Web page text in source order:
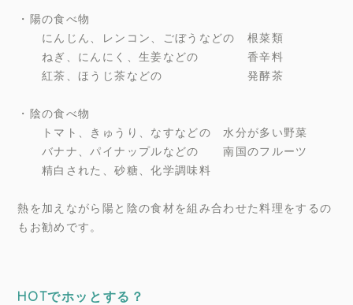
・陽の食べ物
にんじん、レンコン、ごぼうなどの 根菜類
ねぎ、にんにく、生姜などの 香辛料
紅茶、ほうじ茶などの 発酵茶
・陰の食べ物
トマト、きゅうり、なすなどの 水分が多い野菜
バナナ、パイナップルなどの 南国のフルーツ
精白された、砂糖、化学調味料
熱を加えながら陽と陰の食材を組み合わせた料理をするの
もお勧めです。
HOTでホッとする？